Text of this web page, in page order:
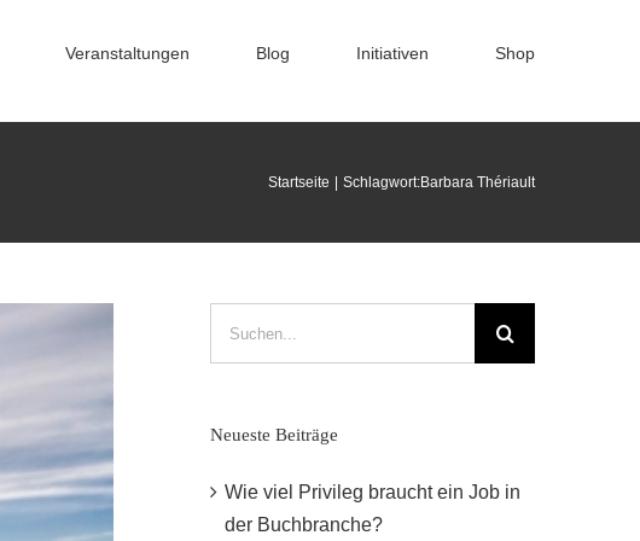
Veranstaltungen Blog Initiativen Shop
Startseite Schlagwort:Barbara Thériault
Neueste Beiträge
Wie viel Privileg braucht ein Job in
der Buchbranche?